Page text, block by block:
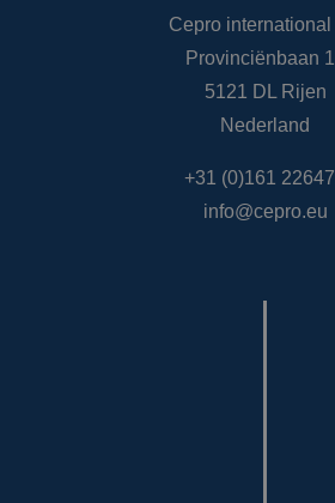
Cepro international
Provinciënbaan
5121 DL Rijen
Nederland
+31 (0)161
info@cepro.eu